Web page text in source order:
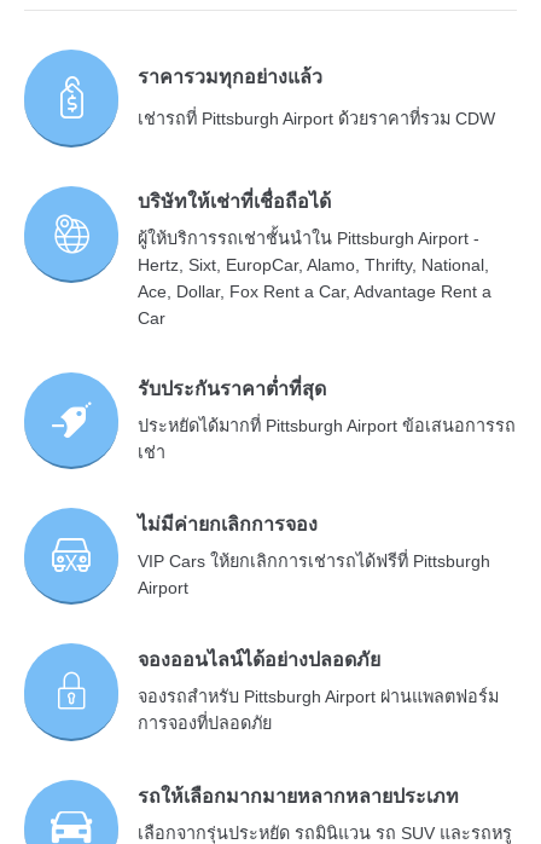
ราคารวมทุกอย่างแล้ว
เช่ารถที่ Pittsburgh Airport ด้วยราคาที่รวม CDW
บริษัทให้เช่าที่เชื่อถือได้
ผู้ให้บริการรถเช่าชั้นนำใน Pittsburgh Airport -
Hertz, Sixt, EuropCar, Alamo, Thrifty, National,
Ace, Dollar, Fox Rent a Car, Advantage Rent a
Car
รับประกันราคาต่ำที่สุด
ประหยัดได้มากที่ Pittsburgh Airport ข้อเสนอการรถ
เช่า
ไม่มีค่ายกเลิกการจอง
VIP Cars ให้ยกเลิกการเช่ารถได้ฟรีที่ Pittsburgh
Airport
จองออนไลน์ได้อย่างปลอดภัย
จองรถสำหรับ Pittsburgh Airport ผ่านแพลตฟอร์ม
การจองที่ปลอดภัย
รถให้เลือกมากมายหลากหลายประเภท
เลือกจากรุ่นประหยัด รถมินิแวน รถ SUV และรถหรู